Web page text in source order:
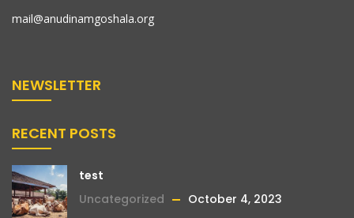
mail@anudinamgoshala.org
NEWSLETTER
RECENT POSTS
test
Uncategorized
October 4, 2023